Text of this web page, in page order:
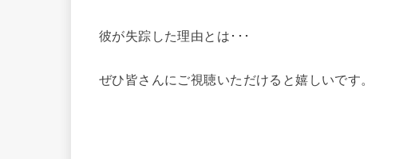
彼が失踪した理由とは･･･
ぜひ皆さんにご視聴いただけると嬉しいです。